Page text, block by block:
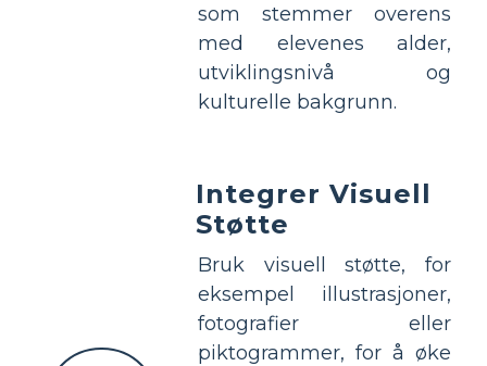
som stemmer overens
med elevenes alder,
utviklingsnivå og
kulturelle bakgrunn.
Integrer Visuell
Støtte
Bruk visuell støtte, for
eksempel illustrasjoner,
fotografier eller
piktogrammer, for å øke